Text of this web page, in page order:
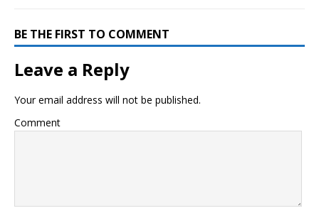
BE THE FIRST TO COMMENT
Leave a Reply
Your email address will not be published.
Comment